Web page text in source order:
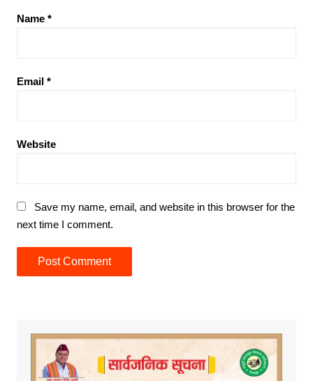
Name *
Email *
Website
Save my name, email, and website in this browser for the
next time I comment.